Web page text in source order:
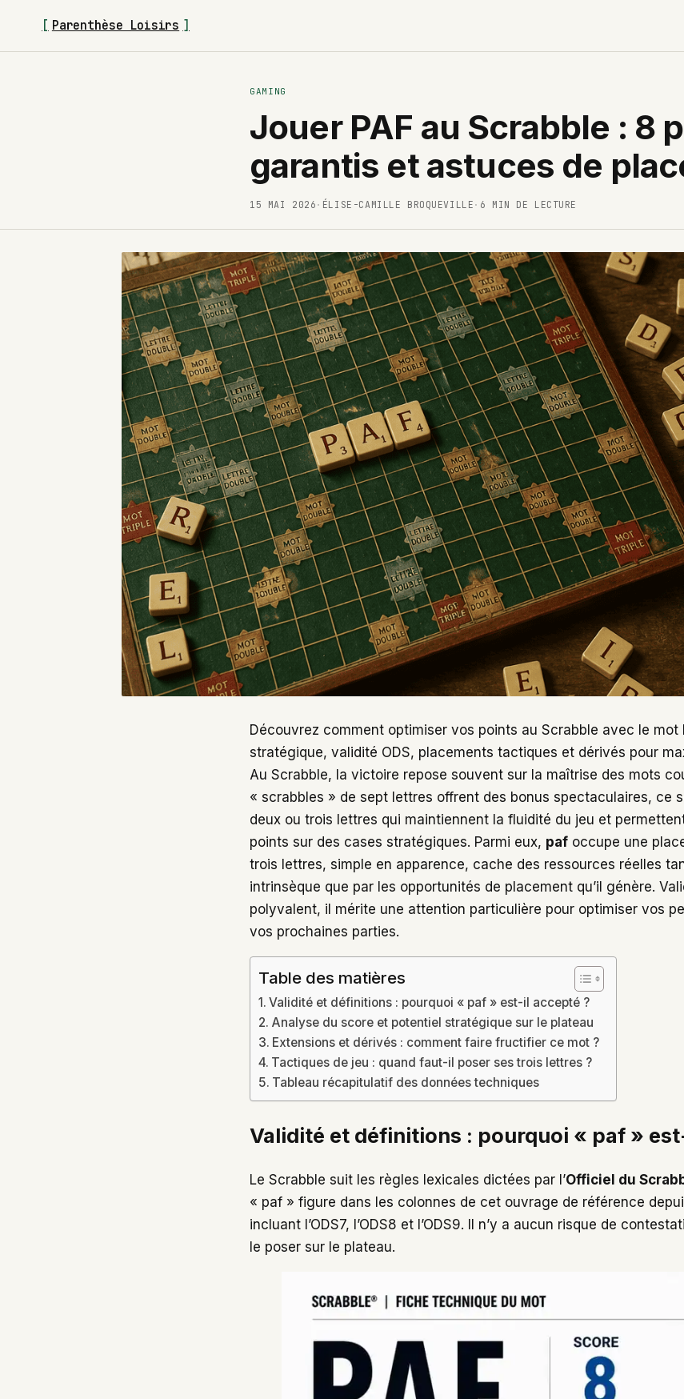
[ Parenthèse Loisirs ]
GAMING
Jouer PAF au Scrabble : 8
garantis et astuces de
15 MAI 2026 · ÉLISE-CAMILLE BROQUEVILLE · 6 MIN DE LECTURE
Découvrez comment optimiser vos points au Scrabble avec le mot
stratégique, validité ODS, placements tactiques et dérivés pour
Au Scrabble, la victoire repose souvent sur la maîtrise des mots
« scrabbles » de sept lettres offrent des bonus spectaculaires, ce
deux ou trois lettres qui maintiennent la fluidité du jeu et
points sur des cases stratégiques. Parmi eux, paf occupe une
trois lettres, simple en apparence, cache des ressources réelles
intrinsèque que par les opportunités de placement qu’il génère.
polyvalent, il mérite une attention particulière pour optimiser vos
vos prochaines parties.
Table des matières
Validité et définitions : pourquoi « paf » est-il accepté ?
Analyse du score et potentiel stratégique sur le plateau
Extensions et dérivés : comment faire fructifier ce mot ?
Tactiques de jeu : quand faut-il poser ses trois lettres ?
Tableau récapitulatif des données techniques
Validité et définitions : pourquoi « paf »
Le Scrabble suit les règles lexicales dictées par l’Officiel du
« paf » figure dans les colonnes de cet ouvrage de référence
incluant l’ODS7, l’ODS8 et l’ODS9. Il n’y a aucun risque de
le poser sur le plateau.